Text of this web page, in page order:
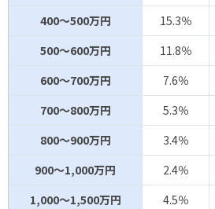
400～500万円
15.3％
500～600万円
11.8％
600～700万円
7.6％
700～800万円
5.3％
800～900万円
3.4％
900～1,000万円
2.4％
1,000～1,500万円
4.5％